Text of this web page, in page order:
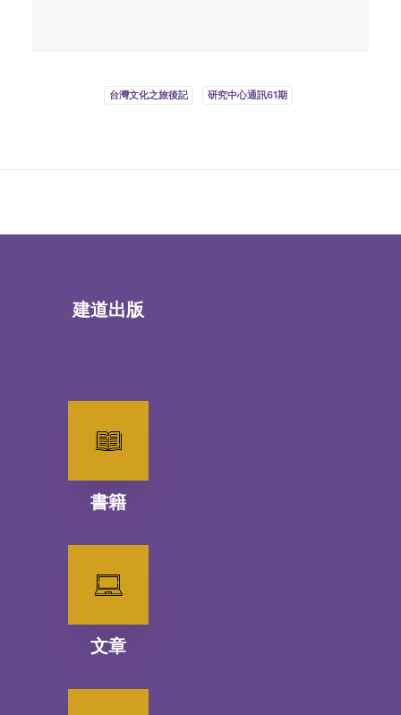
台灣文化之旅後記 研究中心通訊61期
建道出版
書籍
文章